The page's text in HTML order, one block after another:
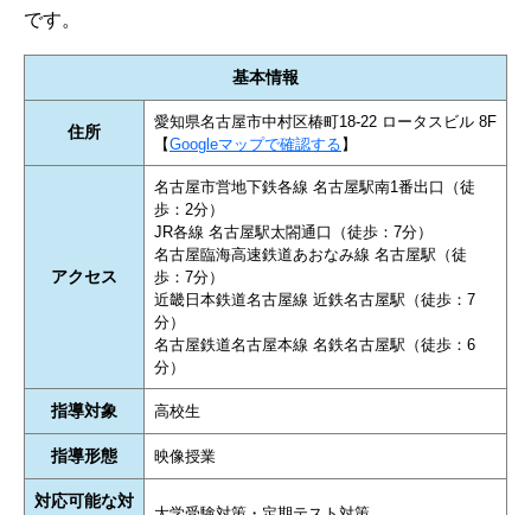
です。
基本情報
住所
愛知県名古屋市中村区椿町18-22 ロータスビル 8F
【Googleマップで確認する 】
アクセス
名古屋市営地下鉄各線 名古屋駅南1番出口（徒
歩：2分）
JR各線 名古屋駅太閤通口（徒歩：7分）
名古屋臨海高速鉄道あおなみ線 名古屋駅（徒
歩：7分）
近畿日本鉄道名古屋線 近鉄名古屋駅（徒歩：7
分）
名古屋鉄道名古屋本線 名鉄名古屋駅（徒歩：6
分）
指導対象 高校生
指導形態 映像授業
対応可能な対